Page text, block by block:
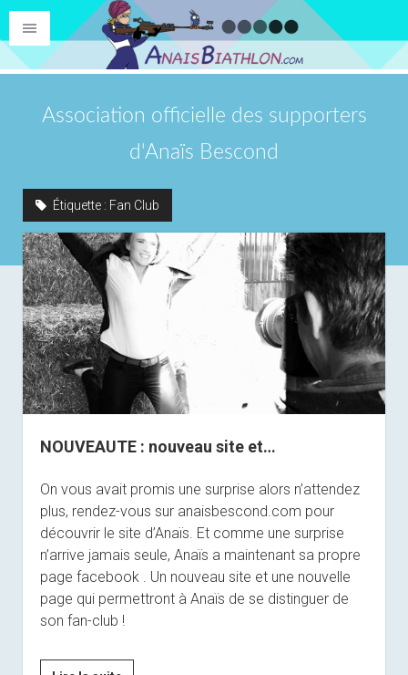
Association officielle des supporters
d'Anaïs Bescond
Étiquette : Fan Club
NOUVEAUTE : nouveau site et…
On vous avait promis une surprise alors n’attendez
plus, rendez-vous sur anaisbescond.com pour
découvrir le site d’Anaïs. Et comme une surprise
n’arrive jamais seule, Anaïs a maintenant sa propre
page facebook . Un nouveau site et une nouvelle
page qui permettront à Anaïs de se distinguer de
son fan-club !